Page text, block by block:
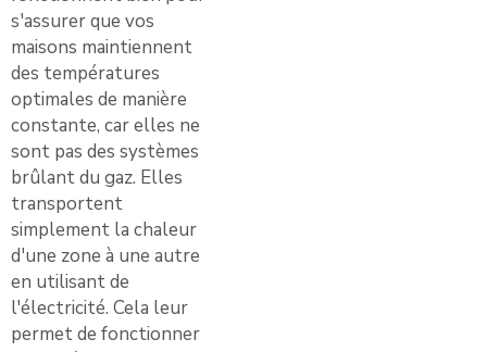
s'assurer que vos
maisons maintiennent
des températures
optimales de manière
constante, car elles ne
sont pas des systèmes
brûlant du gaz. Elles
transportent
simplement la chaleur
d'une zone à une autre
en utilisant de
l'électricité. Cela leur
permet de fonctionner